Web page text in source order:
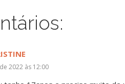
2022 às 12:00